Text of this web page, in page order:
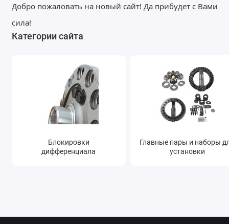
Добро пожаловать на новый сайт! Да прибудет с Вами
сила!
Категории сайта
Блокировки
дифференциала
Главные пары и наборы
установки